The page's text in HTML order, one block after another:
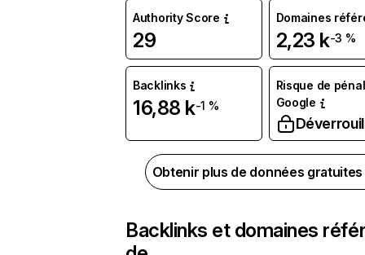
Authority Score
29
Domaines
2,23 k-3 %
Backlinks
16,88 k-1 %
Risque de
Google
Obtenir plus de données
Backlinks et domaines